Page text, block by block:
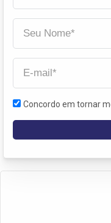
Concordo em tornar